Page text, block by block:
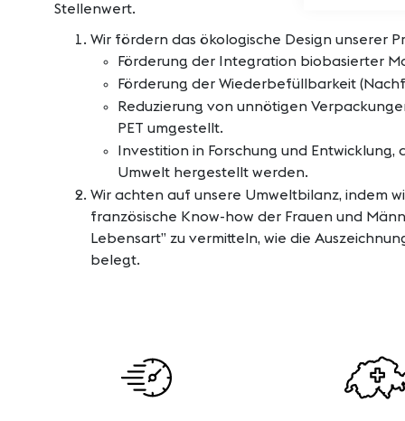
Stellenwert.
Wir fördern das ökologische Design unserer
Förderung der Integration biobasierter
Förderung der Wiederbefüllbarkeit
Reduzierung von unnötigen
PET umgestellt.
Investition in Forschung und
Umwelt hergestellt werden.
Wir achten auf unsere Umweltbilanz, indem
französische Know-how der Frauen und
Lebensart” zu vermitteln, wie die
belegt.